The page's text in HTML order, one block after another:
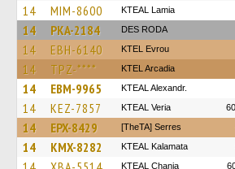
14 MIM-8600 KTEAL Lamia
14 PKA-2184 DES RODA
14 EBH-6140 KTEL Evrou
14 TPZ-**** KTEL Arcadia
14 EBM-9965 KTEAL Alexandr.
14 KEZ-7857 KTEAL Veria
14 EPX-8429 [TheTA] Serres
14 KMX-8282 KTEAL Kalamata
KTEAL Chania